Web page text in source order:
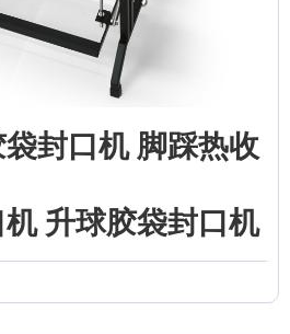
封口机 脚踩热收
升球胶袋封口机